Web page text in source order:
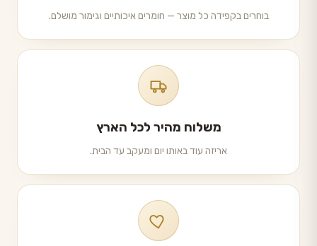
בוחרים בקפידה כל מוצר — חומרים איכותיים וגימור מושלם.
משלוח מהיר לכל הארץ
אריזה עוד באותו יום ומעקב עד הבית.